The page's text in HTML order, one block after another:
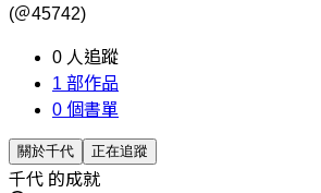
(＠45742)
0 人追蹤
1 部作品
0 個書單
關於千代 正在追蹤
千代 的成就